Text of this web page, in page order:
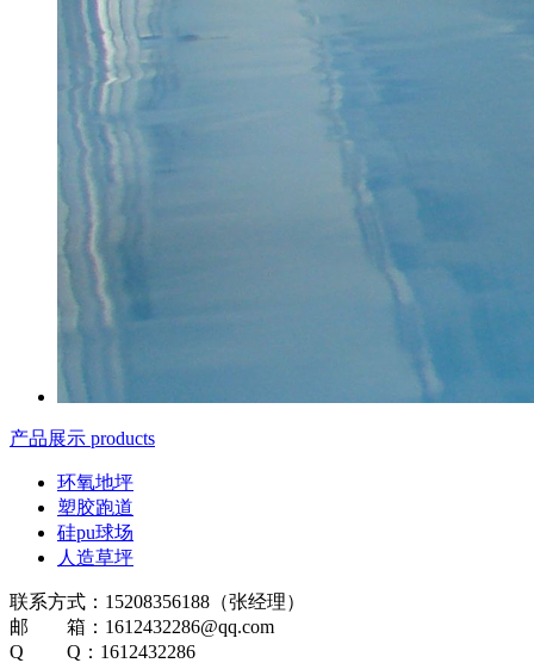
产品展示 products
环氧地坪
塑胶跑道
硅pu球场
人造草坪
联系方式：15208356188（张经理）
邮 箱：1612432286@qq.com
Q Q：1612432286